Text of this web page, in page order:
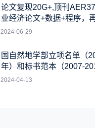
论文复现20G+,顶刊
业经济论文+数据+程序，
2024-06-29
国自然地学部立项名单（
年）和标书范本（2007-
2024-04-13